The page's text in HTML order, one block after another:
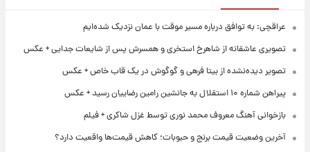
عراقچی: به توافق درباره مسیر موقت با عمان نزدیک شده‌ایم
تصویری عاشقانه از شاهرخ استخری و همسرش پس از شایعات جدایی + عکس
تصویر دیده‌نشده از بیتا فرهی و گوگوش در یک قاب خاص + عکس
پیراهن شماره ۱۰ استقلال به جانشین رامین رضاییان رسید + عکس
بازخوانی آهنگ معروف محمد نوری توسط غزل شاکری + فیلم
آخرین وضعیت قیمت برنج و حبوبات؛ کاهش قیمت‌ها واقعیت دارد؟